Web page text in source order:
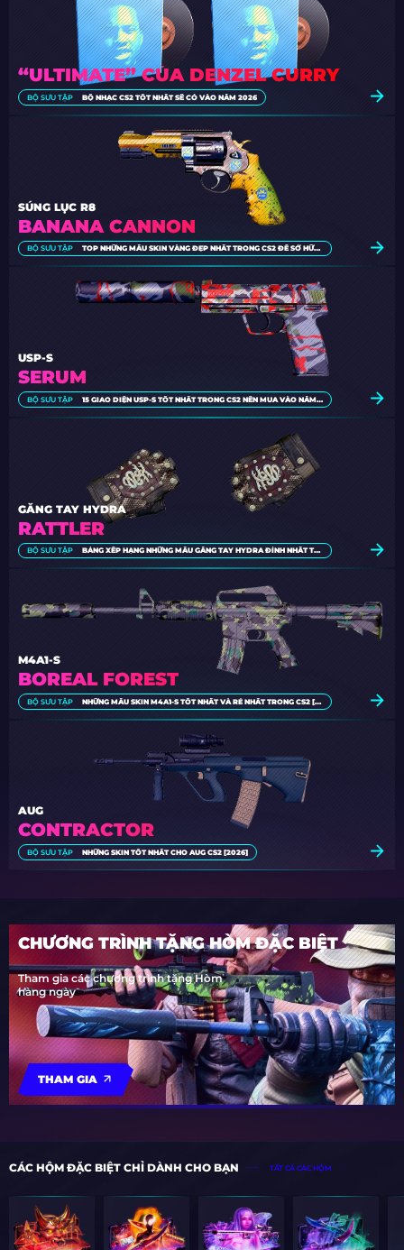
“ULTIMATE” CỦA DENZEL CURRY
BỘ SƯU TẬP BỘ NHẠC CS2 TỐT NHẤT SẼ CÓ VÀO NĂM 2026
BANANA CANNON
SÚNG LỤC R8
BỘ SƯU TẬP TOP NHỮNG MẪU SKIN VÀNG ĐẸP NHẤT TRONG CS2 ĐỂ SỞ HỮU [2026]
SERUM
USP-S
BỘ SƯU TẬP 15 GIAO DIỆN USP-S TỐT NHẤT TRONG CS2 NÊN MUA VÀO NĂM 2026
RATTLER
GĂNG TAY HYDRA
BỘ SƯU TẬP BẢNG XẾP HẠNG NHỮNG MẪU GĂNG TAY HYDRA ĐỈNH NHẤT TRONG CS2 [2026]
BOREAL FOREST
M4A1-S
BỘ SƯU TẬP NHỮNG MẪU SKIN M4A1-S TỐT NHẤT VÀ RẺ NHẤT TRONG CS2 [2026]
CONTRACTOR
AUG
BỘ SƯU TẬP NHỮNG SKIN TỐT NHẤT CHO AUG CS2 [2026]
CHƯƠNG TRÌNH TẶNG HÒM ĐẶC BIỆT
Tham gia các chương trình tặng Hòm
hàng ngày
THAM GIA
CÁC HỘM ĐẶC BIỆT CHỈ DÀNH CHO BẠN TẤT CẢ CÁC HỘM